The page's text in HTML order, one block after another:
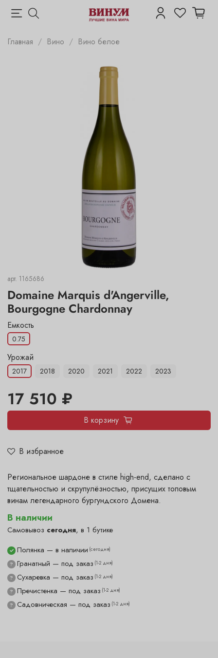
Главная Вино Вино белое
арт. 1165686
Domaine Marquis d'Angerville,
Bourgogne Chardonnay
В избранное
Емкость
0.75
Урожай
2017 2018 2020 2021 2022 2023
17 510 ₽
В корзину
В наличии
Самовывоз сегодня, в 1 бутике
? Гранатный — под заказ (1-2 дня)
✓ Полянка — в наличии (сегодня)
? Пречистенка — под заказ (1-2 дня)
? Садовническая — под заказ (1-2 дня)
? Сухаревка — под заказ (1-2 дня)
Региональное шардоне в стиле high-end, сделано с
тщательностью и скрупулёзностью, присущих топовым
винам легендарного бургундского Домена.